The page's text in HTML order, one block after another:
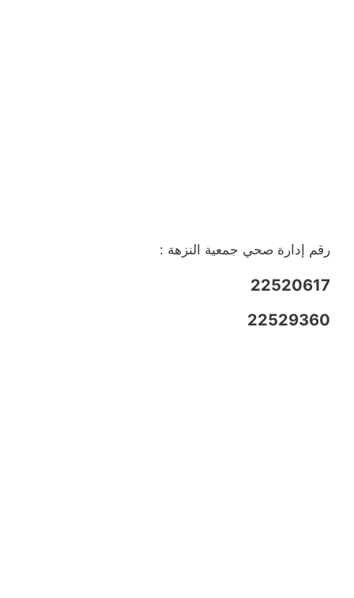
رقم إدارة صحي جمعية النزهة :
22520617
22529360